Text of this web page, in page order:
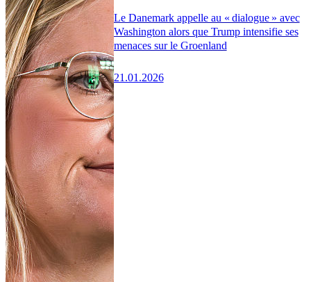
Le Danemark appelle au « dialogue » avec
Washington alors que Trump intensifie ses
menaces sur le Groenland
21.01.2026